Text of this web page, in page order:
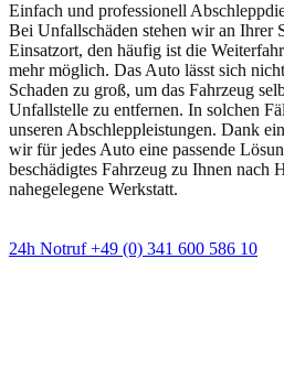
Einfach und professionell
Bei Unfallschäden stehen wir an Ihrer
Einsatzort, den häufig ist die
mehr möglich. Das Auto lässt sich
Schaden zu groß, um das Fahrzeug
Unfallstelle zu entfernen. In solchen
unseren Abschleppleistungen. Dank
wir für jedes Auto eine passende
beschädigtes Fahrzeug zu Ihnen nach
nahegelegene Werkstatt.
24h Notruf +49 (0) 341 600 586 10